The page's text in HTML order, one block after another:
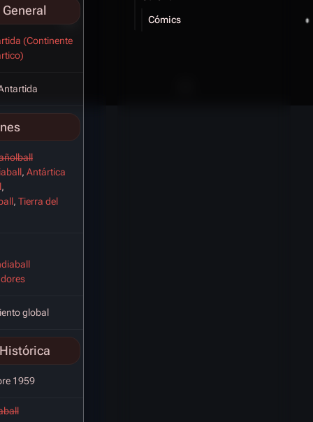
(Continente
, Antártica
,
, Tierra del
global
1959
Cómics